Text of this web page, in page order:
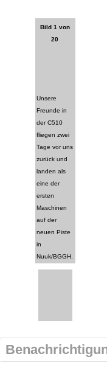
Bild 1 von
20
Unsere
Freunde in
der C510
fliegen zwei
Tage vor uns
zurück und
landen als
eine der
ersten
Maschinen
auf der
neuen Piste
in
Nuuk/BGGH.